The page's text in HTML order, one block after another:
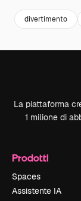
divertimento
La piattaforma
1 milione di
Prodotti
Spaces
Assistente IA